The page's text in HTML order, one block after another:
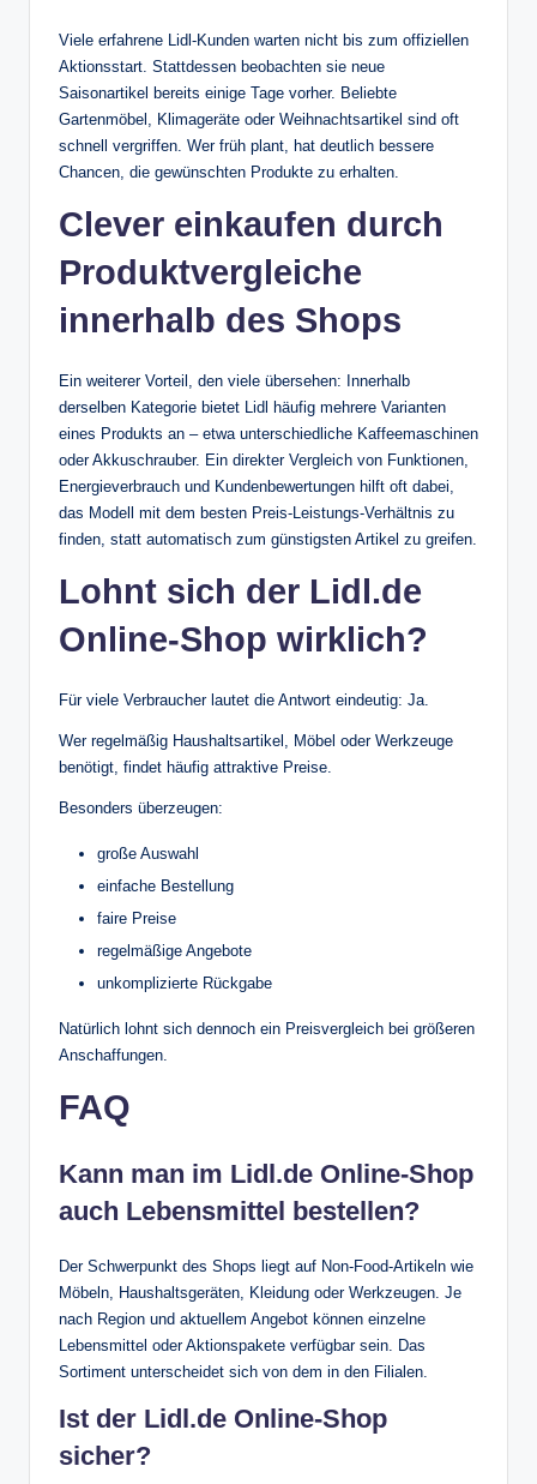
Viele erfahrene Lidl-Kunden warten nicht bis zum offiziellen
Aktionsstart. Stattdessen beobachten sie neue
Saisonartikel bereits einige Tage vorher. Beliebte
Gartenmöbel, Klimageräte oder Weihnachtsartikel sind oft
schnell vergriffen. Wer früh plant, hat deutlich bessere
Chancen, die gewünschten Produkte zu erhalten.
Clever einkaufen durch
Produktvergleiche
innerhalb des Shops
Ein weiterer Vorteil, den viele übersehen: Innerhalb
derselben Kategorie bietet Lidl häufig mehrere Varianten
eines Produkts an – etwa unterschiedliche Kaffeemaschinen
oder Akkuschrauber. Ein direkter Vergleich von Funktionen,
Energieverbrauch und Kundenbewertungen hilft oft dabei,
das Modell mit dem besten Preis-Leistungs-Verhältnis zu
finden, statt automatisch zum günstigsten Artikel zu greifen.
Lohnt sich der Lidl.de
Online-Shop wirklich?
Für viele Verbraucher lautet die Antwort eindeutig: Ja.
Wer regelmäßig Haushaltsartikel, Möbel oder Werkzeuge
benötigt, findet häufig attraktive Preise.
Besonders überzeugen:
große Auswahl
einfache Bestellung
faire Preise
regelmäßige Angebote
unkomplizierte Rückgabe
Natürlich lohnt sich dennoch ein Preisvergleich bei größeren
Anschaffungen.
FAQ
Kann man im Lidl.de Online-Shop
auch Lebensmittel bestellen?
Der Schwerpunkt des Shops liegt auf Non-Food-Artikeln wie
Möbeln, Haushaltsgeräten, Kleidung oder Werkzeugen. Je
nach Region und aktuellem Angebot können einzelne
Lebensmittel oder Aktionspakete verfügbar sein. Das
Sortiment unterscheidet sich von dem in den Filialen.
Ist der Lidl.de Online-Shop
sicher?